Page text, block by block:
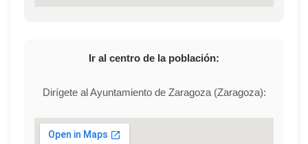
Ir al centro de la población:
Dirígete al Ayuntamiento de Zaragoza (Zaragoza):